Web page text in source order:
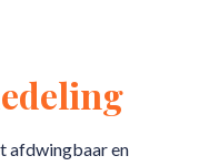
afdwingbaar en